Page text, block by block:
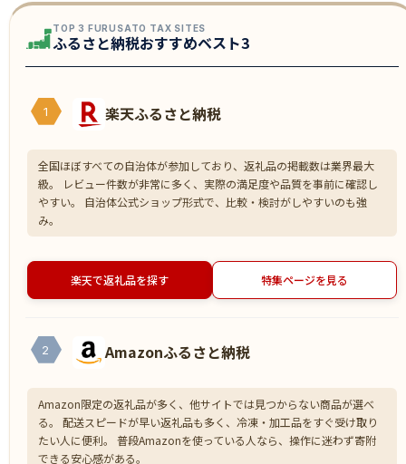
TOP 3 FURUSATO TAX SITES
ふるさと納税おすすめベスト3
1 楽天ふるさと納税
全国ほぼすべての自治体が参加しており、返礼品の掲載数は業界最大
級。 レビュー件数が非常に多く、実際の満足度や品質を事前に確認し
やすい。 自治体公式ショップ形式で、比較・検討がしやすいのも強
み。
楽天で返礼品を探す 特集ページを見る
2 Amazonふるさと納税
Amazon限定の返礼品が多く、他サイトでは見つからない商品が選べ
る。 配送スピードが早い返礼品も多く、冷凍・加工品をすぐ受け取り
たい人に便利。 普段Amazonを使っている人なら、操作に迷わず寄附
できる安心感がある。